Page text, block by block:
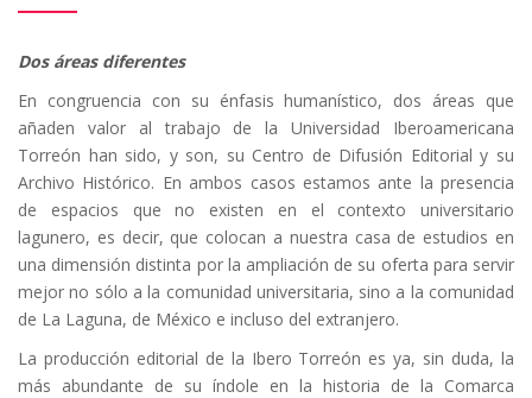
Dos áreas diferentes
En congruencia con su énfasis humanístico, dos áreas que
añaden valor al trabajo de la Universidad Iberoamericana
Torreón han sido, y son, su Centro de Difusión Editorial y su
Archivo Histórico. En ambos casos estamos ante la presencia
de espacios que no existen en el contexto universitario
lagunero, es decir, que colocan a nuestra casa de estudios en
una dimensión distinta por la ampliación de su oferta para servir
mejor no sólo a la comunidad universitaria, sino a la comunidad
de La Laguna, de México e incluso del extranjero.
La producción editorial de la Ibero Torreón es ya, sin duda, la
más abundante de su índole en la historia de la Comarca